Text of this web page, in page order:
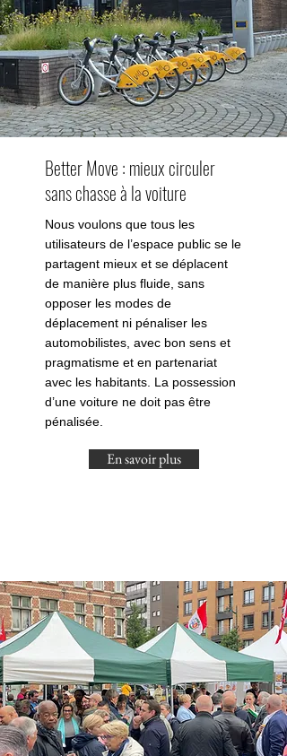
Better Move : mieux circuler
sans chasse à la voiture
Nous voulons que tous les
utilisateurs de l’espace public se le
partagent mieux et se déplacent
de manière plus fluide, sans
opposer les modes de
déplacement ni pénaliser les
automobilistes, avec bon sens et
pragmatisme et en partenariat
avec les habitants. La possession
d’une voiture ne doit pas être
pénalisée.
En savoir plus